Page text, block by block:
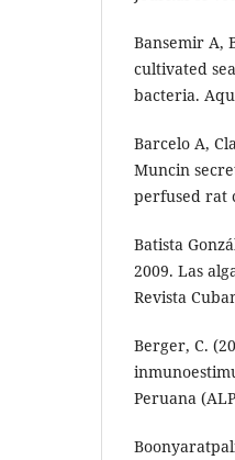
Bansemir A,
cultivated
bacteria.
Barcelo A,
Muncin
perfused rat
Batista
2009. Las
Revista
Berger, C.
Peruana